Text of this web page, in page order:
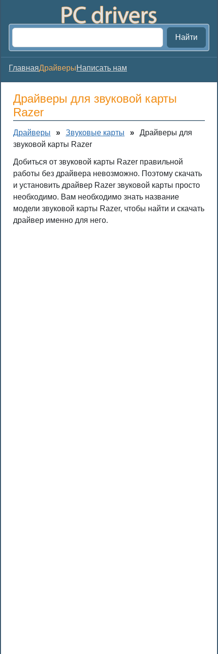
Найти
ГлавнаяДрайверыНаписать нам
Драйверы для звуковой карты
Razer
Драйверы » Звуковые карты »
Драйверы для
звуковой карты Razer
Добиться от звуковой карты Razer правильной
работы без драйвера невозможно. Поэтому скачать
и установить драйвер Razer звуковой карты просто
необходимо. Вам необходимо знать название
модели звуковой карты Razer, чтобы найти и скачать
драйвер именно для него.